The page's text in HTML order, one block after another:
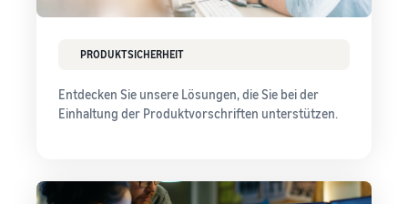
PRODUKTSICHERHEIT
Entdecken Sie unsere Lösungen, die Sie bei der
Einhaltung der Produktvorschriften unterstützen.